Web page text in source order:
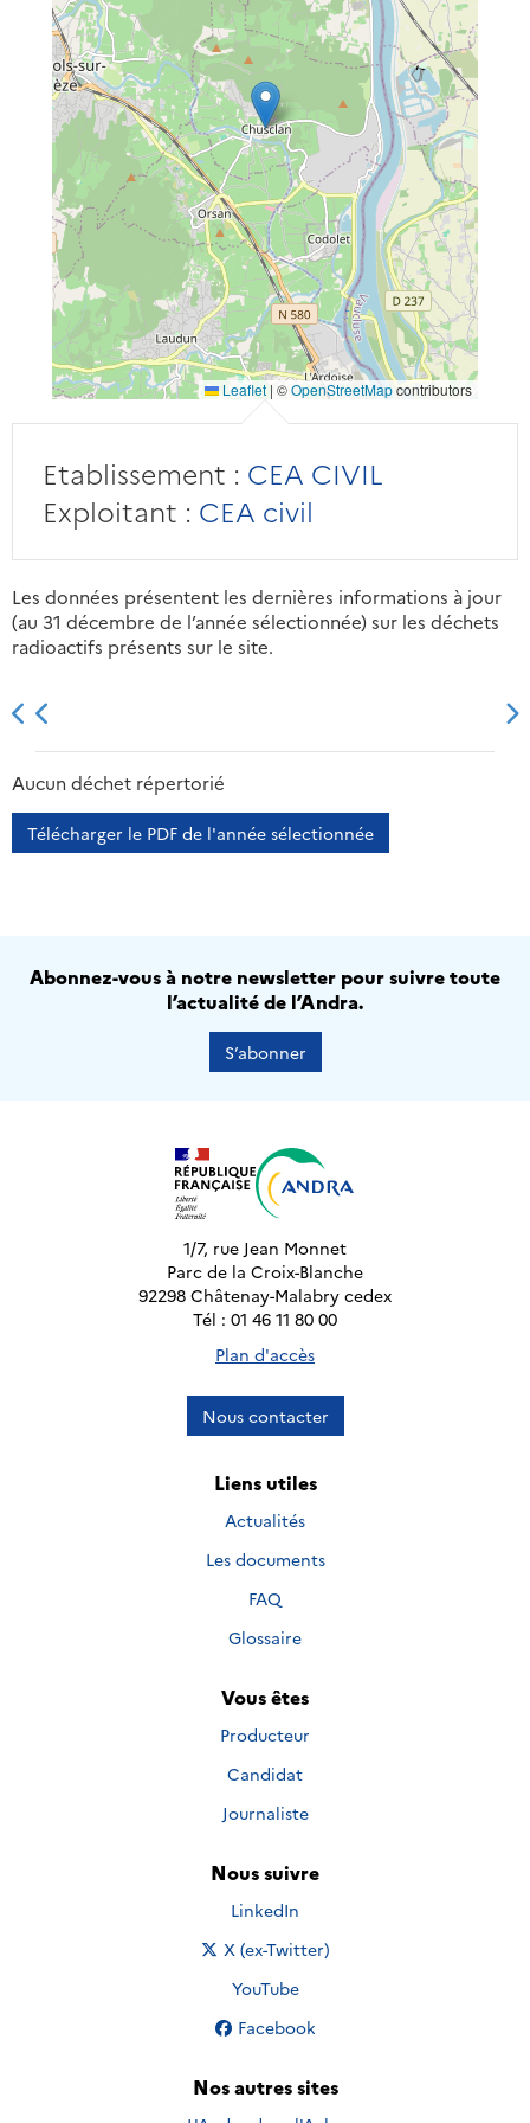
Leaflet | ©OpenStreetMapcontributors
Etablissement : CEA CIVIL
Exploitant : CEA civil
Les données présentent les dernières informations à jour
(au 31 décembre de l’année sélectionnée) sur les déchets
radioactifs présents sur le site.
2013 2014
Aucun déchet répertorié
Télécharger le PDF de l'année sélectionnée
Abonnez-vous à notre newsletter pour suivre toute
l’actualité de l’Andra.
S’abonner
1/7, rue Jean Monnet
Parc de la Croix-Blanche
92298 Châtenay-Malabry cedex
Tél : 01 46 11 80 00
Plan d'accès
Nous contacter
Liens utiles
Actualités
Les documents
FAQ
Glossaire
Vous êtes
Producteur
Candidat
Journaliste
Nous suivre
Nous suivre sur
LinkedIn
Nous suivre sur
X (ex-Twitter)
Nous suivre sur
YouTube
Nous suivre sur
Facebook
Nos autres sites